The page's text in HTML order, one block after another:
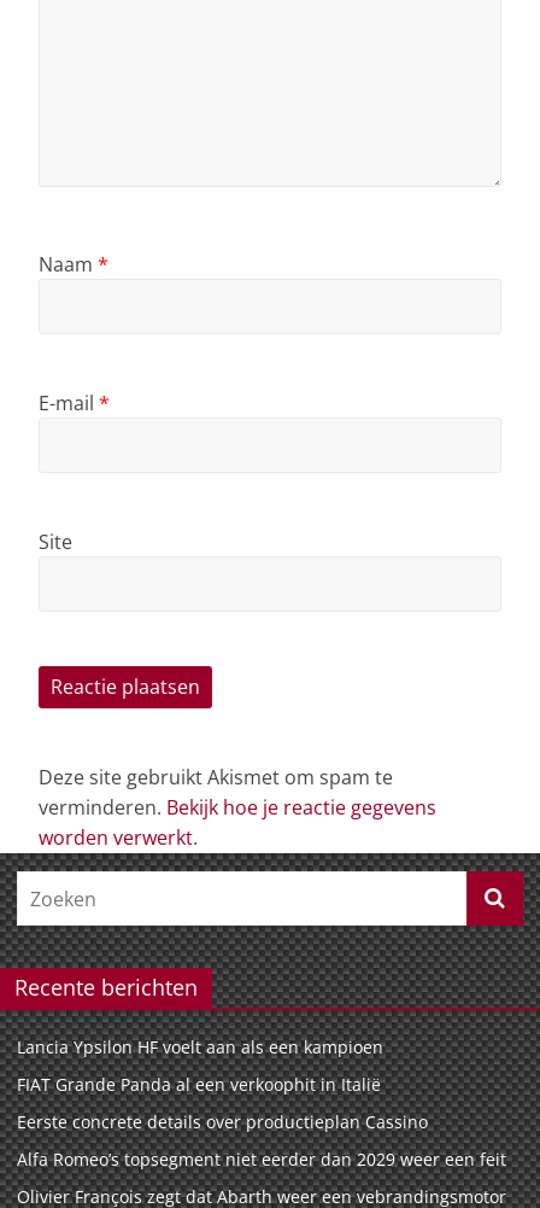
Naam *
E-mail *
Site
Deze site gebruikt Akismet om spam te
verminderen. Bekijk hoe je reactie gegevens
worden verwerkt.
Recente berichten
Lancia Ypsilon HF voelt aan als een kampioen
FIAT Grande Panda al een verkoophit in Italië
Eerste concrete details over productieplan Cassino
Alfa Romeo’s topsegment niet eerder dan 2029 weer een feit
Olivier François zegt dat Abarth weer een vebrandingsmotor